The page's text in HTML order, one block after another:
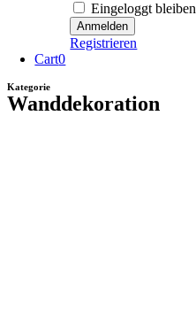
Eingeloggt bleiben
Registrieren
Cart0
Kategorie
Wanddekoration